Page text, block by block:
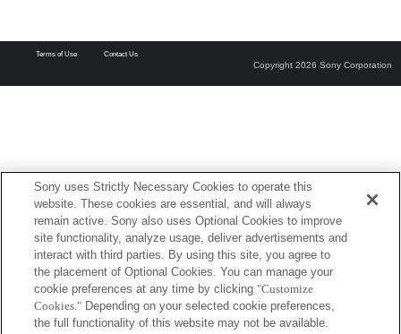
Terms of Use Contact Us
Copyright 2026 Sony Corporation
Sony uses Strictly Necessary Cookies to operate this
website. These cookies are essential, and will always
remain active. Sony also uses Optional Cookies to improve
site functionality, analyze usage, deliver advertisements and
interact with third parties. By using this site, you agree to
the placement of Optional Cookies. You can manage your
cookie preferences at any time by clicking "Customize
Cookies." Depending on your selected cookie preferences,
the full functionality of this website may not be available.